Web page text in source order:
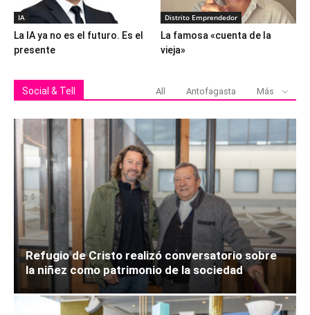
IA
La IA ya no es el futuro. Es el
presente
Distrito Emprendedor
La famosa «cuenta de la
vieja»
Social & Tell All Antofagasta Más
Refugio de Cristo realizó conversatorio sobre
la niñez como patrimonio de la sociedad